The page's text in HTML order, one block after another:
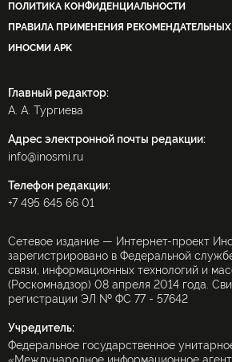
ПОЛИТИКА КОНФИДЕНЦИАЛЬНОСТИ
ПРАВИЛА ПРИМЕНЕНИЯ
ИНОСМИ APK
Главный редактор:
А. А. Тургиева
Адрес электронной почты редакции:
info@inosmi.ru
Телефон редакции:
+7 495 645 66 01
Сетевое издание — Интернет-проект
зарегистрировано в Федеральной
связи, информационных технологий и
(Роскомнадзор) 08 апреля 2014 года.
регистрации ЭЛ № ФС 77 - 57642
Учредитель:
Федеральное государственное